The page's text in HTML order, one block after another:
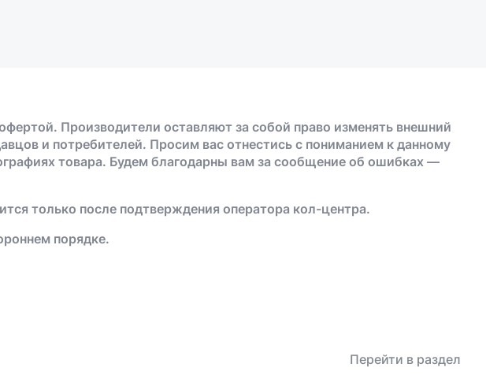
Производители оставляют за собой право изменять внешний
и потребителей. Просим вас отнестись с пониманием к данному
товара. Будем благодарны вам за сообщение об ошибках —
только после подтверждения оператора кол-центра.
порядке.
Перейти в раздел